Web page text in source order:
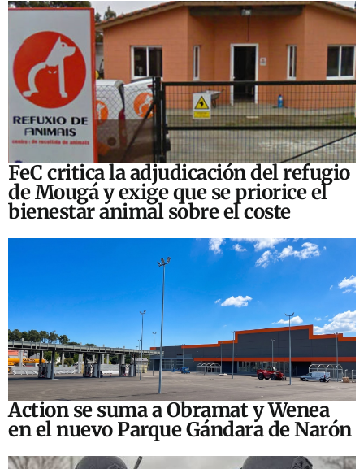
FeC critica la adjudicación del refugio
de Mougá y exige que se priorice el
bienestar animal sobre el coste
Action se suma a Obramat y Wenea
en el nuevo Parque Gándara de Narón